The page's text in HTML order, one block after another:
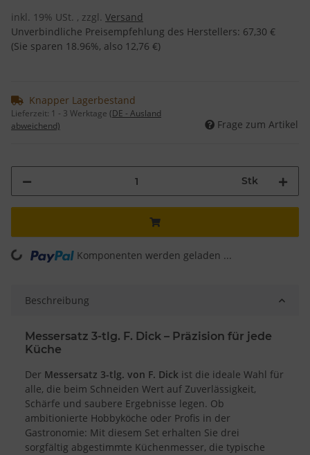
inkl. 19% USt. , zzgl. Versand
Unverbindliche Preisempfehlung des Herstellers: 67,30 €
(Sie sparen 18.96%, also 12,76 €)
Knapper Lagerbestand
Lieferzeit: 1 - 3 Werktage (DE - Ausland
abweichend)
Frage zum Artikel
Stk
Komponenten werden geladen ...
Beschreibung
Messersatz 3-tlg. F. Dick – Präzision für jede
Küche
Der Messersatz 3-tlg. von F. Dick ist die ideale Wahl für
alle, die beim Schneiden Wert auf Zuverlässigkeit,
Schärfe und saubere Ergebnisse legen. Ob
ambitionierte Hobbyköche oder Profis in der
Gastronomie: Mit diesem Set erhalten Sie drei
sorgfältig abgestimmte Küchenmesser, die typische